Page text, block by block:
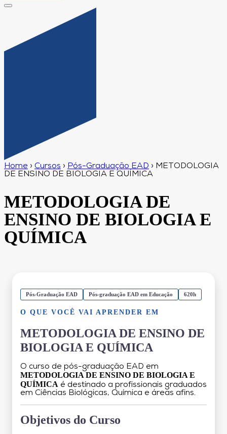
Home › Cursos › Pós-Graduação EAD › METODOLOGIA
DE ENSINO DE BIOLOGIA E QUÍMICA
METODOLOGIA DE
ENSINO DE BIOLOGIA E
QUÍMICA
Pós-Graduação EAD Pós-graduação EAD em Educação 620h
O QUE VOCÊ VAI APRENDER EM
METODOLOGIA DE ENSINO DE
BIOLOGIA E QUÍMICA
O curso de pós-graduação EAD em
METODOLOGIA DE ENSINO DE BIOLOGIA E
QUÍMICA é destinado a profissionais graduados
em Ciências Biológicas, Química e áreas afins.
Objetivos do Curso